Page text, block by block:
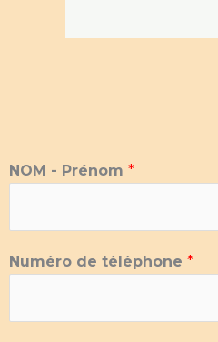
NOM - Prénom *
Numéro de téléphone *